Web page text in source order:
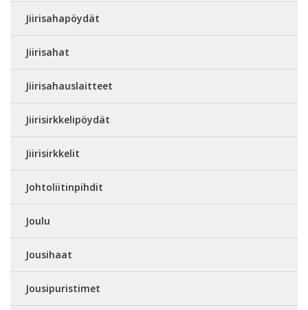
Jiirisahapöydät
Jiirisahat
Jiirisahauslaitteet
Jiirisirkkelipöydät
Jiirisirkkelit
Johtoliitinpihdit
Joulu
Jousihaat
Jousipuristimet